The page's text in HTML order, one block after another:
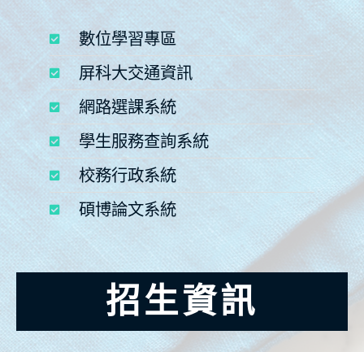
數位學習專區
屏科大交通資訊
網路選課系統
學生服務查詢系統
校務行政系統
碩博論文系統
招生資訊